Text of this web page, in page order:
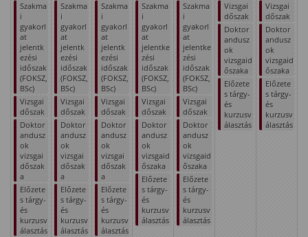
Szakma
i
gyakorl
at
jelentk
ezési
időszak
(FOKSZ,
BSc)
Vizsgai
dőszak
Doktor
andusz
ok
vizsgai
dőszak
a
Előzete
s tárgy-
és
kurzusv
álasztás
Szakma
i
gyakorl
at
jelentk
ezési
időszak
(FOKSZ,
BSc)
Vizsgai
dőszak
Doktor
andusz
ok
vizsgai
dőszak
a
Előzete
s tárgy-
és
kurzusv
álasztás
Szakma
i
gyakorl
at
jelentk
ezési
időszak
(FOKSZ,
BSc)
Vizsgai
dőszak
Doktor
andusz
ok
vizsgai
dőszak
a
Előzete
s tárgy-
és
kurzusv
álasztás
Szakma
i
gyakorl
at
jelentke
zési
időszak
(FOKSZ,
BSc)
Vizsgai
dőszak
Doktor
andusz
ok
vizsgaid
őszaka
Előzete
s tárgy-
és
kurzusv
álasztás
Szakma
i
gyakorl
at
jelentke
zési
időszak
(FOKSZ,
BSc)
Vizsgai
dőszak
Doktor
andusz
ok
vizsgaid
őszaka
Előzete
s tárgy-
és
kurzusv
álasztás
Vizsgai
dőszak
Doktor
andusz
ok
vizsgaid
őszaka
Előzete
s tárgy-
és
kurzusv
álasztás
Vizsgai
dőszak
Doktor
andusz
ok
vizsgaid
őszaka
Előzete
s tárgy-
és
kurzusv
álasztás